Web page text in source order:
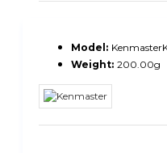
Model:
Weight: 200.00g